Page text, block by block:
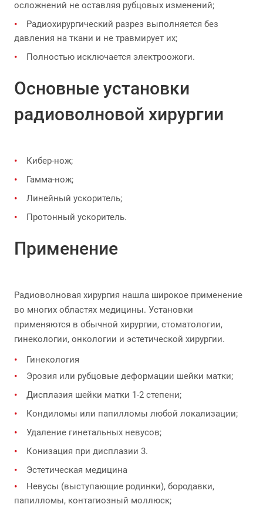
осложнений не оставляя рубцовых изменений;
Радиохирургический разрез выполняется без
давления на ткани и не травмирует их;
Полностью исключается электроожоги.
Основные установки
радиоволновой хирургии
Кибер-нож;
Гамма-нож;
Линейный ускоритель;
Протонный ускоритель.
Применение
Радиоволновая хирургия нашла широкое применение
во многих областях медицины. Установки
применяются в обычной хирургии, стоматологии,
гинекологии, онкологии и эстетической хирургии.
Гинекология
Эрозия или рубцовые деформации шейки матки;
Дисплазия шейки матки 1-2 степени;
Кондиломы или папилломы любой локализации;
Удаление гинетальных невусов;
Конизация при дисплазии 3.
Эстетическая медицина
Невусы (выступающие родинки), бородавки,
папилломы, контагиозный моллюск;